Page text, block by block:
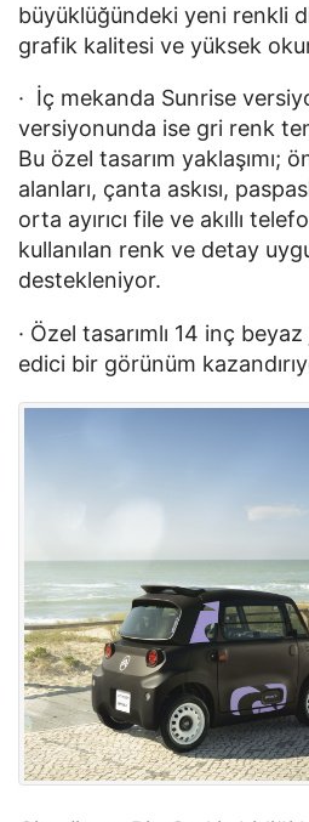
büyüklüğündeki yeni renkli
grafik kalitesi ve yüksek
·  İç mekanda Sunrise
versiyonunda ise gri renk
Bu özel tasarım yaklaşımı;
alanları, çanta askısı,
orta ayırıcı file ve akıllı
kullanılan renk ve detay
destekleniyor.
· Özel tasarımlı 14 inç
edici bir görünüm